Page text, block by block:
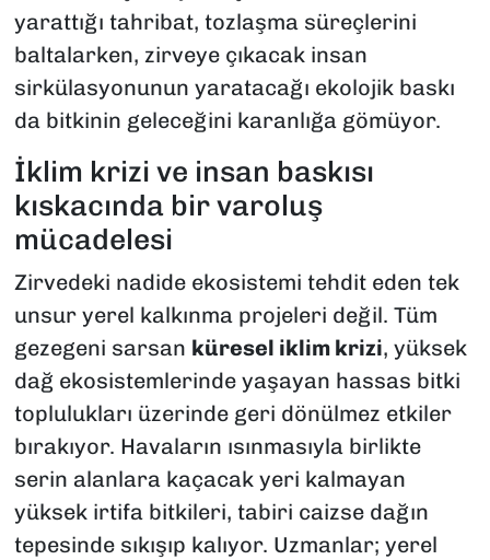
yarattığı tahribat, tozlaşma süreçlerini
baltalarken, zirveye çıkacak insan
sirkülasyonunun yaratacağı ekolojik baskı
da bitkinin geleceğini karanlığa gömüyor.
İklim krizi ve insan baskısı
kıskacında bir varoluş
mücadelesi
Zirvedeki nadide ekosistemi tehdit eden tek
unsur yerel kalkınma projeleri değil. Tüm
gezegeni sarsan küresel iklim krizi, yüksek
dağ ekosistemlerinde yaşayan hassas bitki
toplulukları üzerinde geri dönülmez etkiler
bırakıyor. Havaların ısınmasıyla birlikte
serin alanlara kaçacak yeri kalmayan
yüksek irtifa bitkileri, tabiri caizse dağın
tepesinde sıkışıp kalıyor. Uzmanlar; yerel